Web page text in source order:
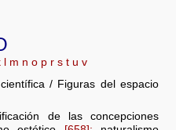
m n o p r s t u v
/ Figuras del espacio
de las concepciones